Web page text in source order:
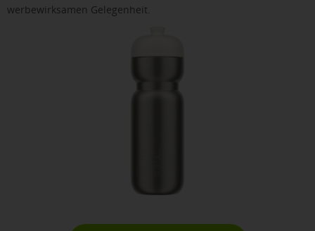
werbewirksamen Gelegenheit.